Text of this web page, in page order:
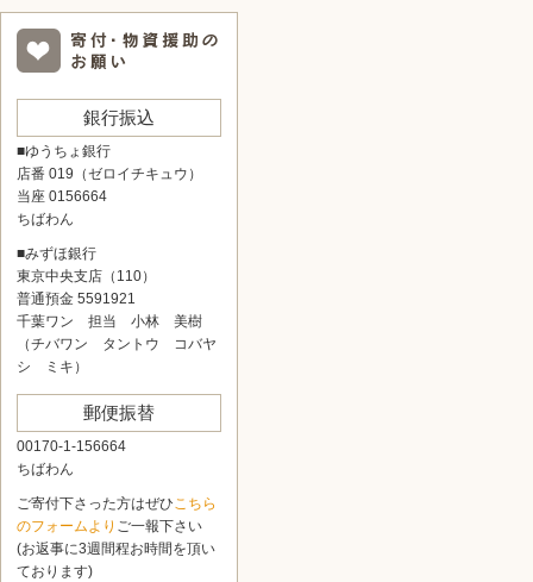
銀行振込
■ゆうちょ銀行
店番 019（ゼロイチキュウ）
当座 0156664
ちばわん
■みずほ銀行
東京中央支店（110）
普通預金 5591921
千葉ワン 担当 小林 美樹
（チバワン タントウ コバヤ
シ ミキ）
郵便振替
00170-1-156664
ちばわん
ご寄付下さった方はぜひこちら
のフォームより ご一報下さい
(お返事に3週間程お時間を頂い
ております)